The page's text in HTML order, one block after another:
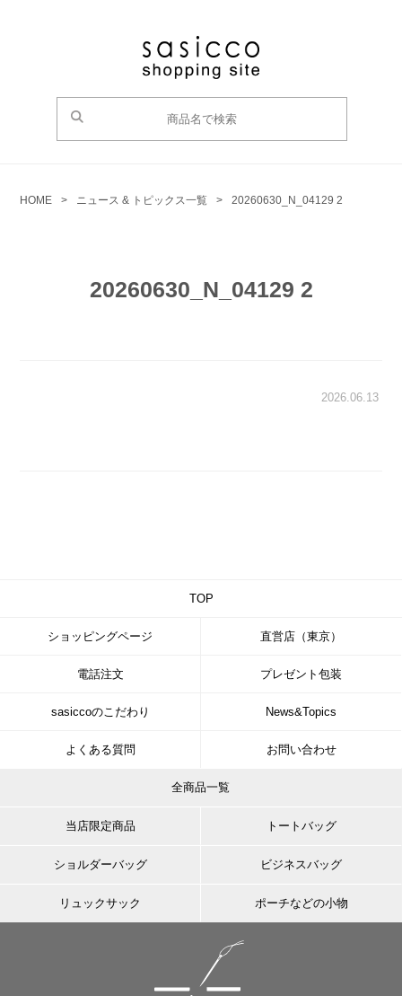
HOME > ニュース & トピックス一覧 > 20260630_N_04129 2
20260630_N_04129 2
2026.06.13
TOP
ショッピングページ 直営店（東京）
電話注文 プレゼント包装
sasiccoのこだわり News&Topics
よくある質問 お問い合わせ
全商品一覧
当店限定商品 トートバッグ
ショルダーバッグ ビジネスバッグ
リュックサック ポーチなどの小物